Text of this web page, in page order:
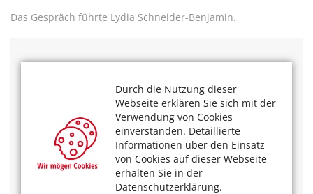
Durch die Nutzung dieser
Webseite erklären Sie sich mit der
Verwendung von Cookies
einverstanden. Detaillierte
Informationen über den Einsatz
von Cookies auf dieser Webseite
erhalten Sie in der
Datenschutzerklärung.
Das Gespräch führte Lydia Schneider-Benjamin.
Das könnte Sie auch interessieren
Lesen Sie weitere Interviews:
Jutta Gersten
Cornel Wachter
Wim Cox
Samy Orfgen
Ursula Brauckmann